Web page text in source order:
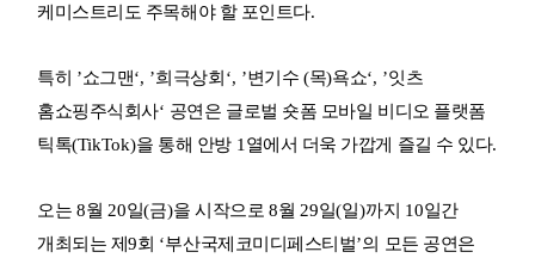
케미스트리도 주목해야 할 포인트다.
특히 ’쇼그맨‘, ’희극상회 ‘, ’변기수 (목)욕쇼‘, ’잇츠
홈쇼핑주식회사‘ 공연은 글로벌 숏폼 모바일 비디오 플랫폼
틱톡(TikTok)을 통해 안방 1 열에서 더욱 가깝게 즐길 수 있다.
오는 8월 20일(금)을 시작으로 8월 29일(일)까지 10일간
개최되는 제9회 ‘부산국제코미디페스티벌’의 모든 공연은